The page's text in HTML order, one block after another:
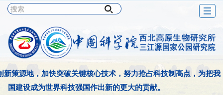
新策源地，加快突破关键核心技术，努力抢占科技制高点，为把我
国建设成为世界科技强国作出新的更大的贡献。